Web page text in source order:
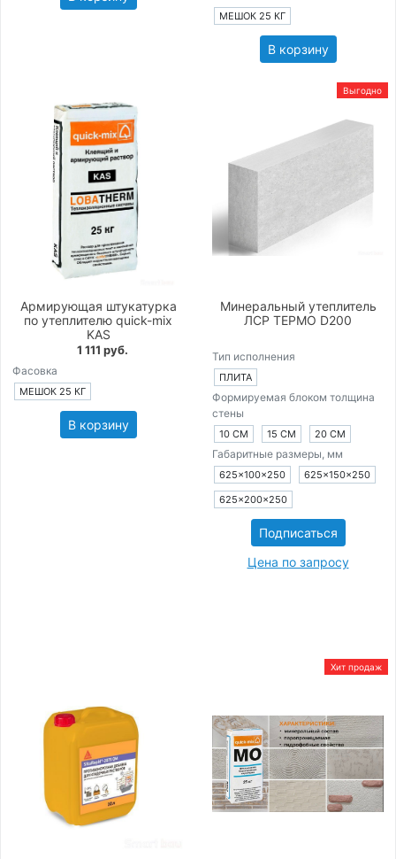
МЕШОК 25 КГ
В корзину
Армирующая штукатурка
по утеплителю quick-mix
KAS
1 111 руб.
Фасовка
МЕШОК 25 КГ
В корзину
Выгодно
Минеральный утеплитель
ЛСР ТЕРМО D200
Тип исполнения
ПЛИТА
Формируемая блоком толщина
стены
10 СМ 15 СМ 20 СМ
Габаритные размеры, мм
625×100×250
625×150×250
625×200×250
Подписаться
Цена по запросу
Хит продаж